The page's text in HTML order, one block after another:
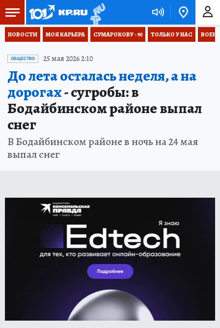
НОВОСТИ МОЯ КАРЬЕРА СУМАРОКОВУ - 90 ТОЛЬКО У НАС
ОБЩЕСТВО 25 мая 2026 2:10
До лета осталась неделя, а на
дорогах- сугробы: в
Бодайбинском районе выпал
снег
В Бодайбинском районе в ночь на 24 мая
выпал снег